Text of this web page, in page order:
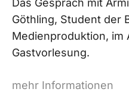
Göthling, Student der
Medienproduktion, im
Gastvorlesung.
mehr Informationen